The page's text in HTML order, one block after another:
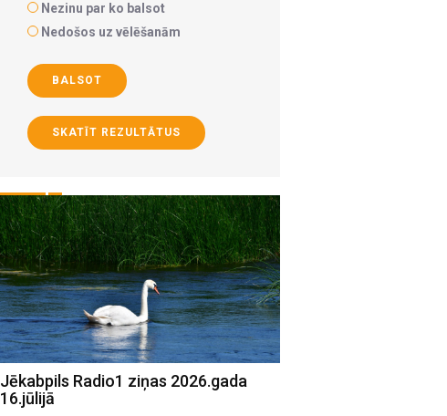
Nezinu par ko balsot
Nedošos uz vēlēšanām
BALSOT
SKATĪT REZULTĀTUS
Jēkabpils Radio1 ziņas 2026.gada
16.jūlijā